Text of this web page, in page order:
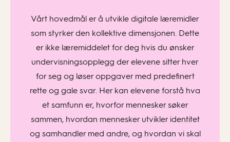
Vårt hovedmål er å utvikle digitale læremidler
som styrker den kollektive dimensjonen. Dette
er ikke læremiddelet for deg hvis du ønsker
undervisningsopplegg der elevene sitter hver
for seg og løser oppgaver med predefinert
rette og gale svar. Her kan elevene forstå hva
et samfunn er, hvorfor mennesker søker
sammen, hvordan mennesker utvikler identitet
og samhandler med andre, og hvordan vi skal